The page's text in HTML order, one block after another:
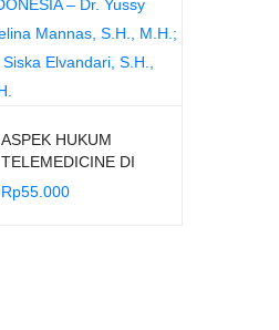
ASPEK HUKUM
TELEMEDICINE DI
INDONESIA – Dr.
Yussy Adelina
Rp55.000